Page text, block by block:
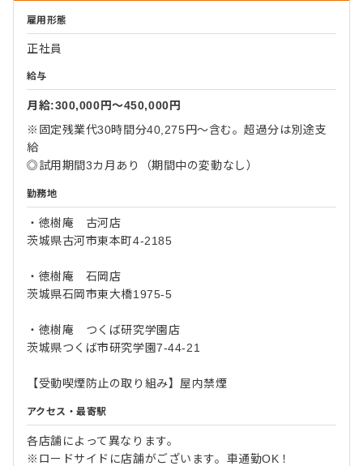
雇用形態
正社員
給与
月給:300,000円〜450,000円
※固定残業代30時間分40,275円～含む。超過分は別途支
給
◎試用期間3カ月あり（期間中の変動なし）
勤務地
・徳樹庵 古河店
茨城県古河市東本町4-2185
・徳樹庵 石岡店
茨城県石岡市東大橋1975-5
・徳樹庵 つくば研究学園店
茨城県つくば市研究学園7-44-21
【受動喫煙防止の取り組み】屋内禁煙
アクセス・最寄駅
各店舗によって異なります。
※ロードサイドに店舗がございます。車通勤OK！